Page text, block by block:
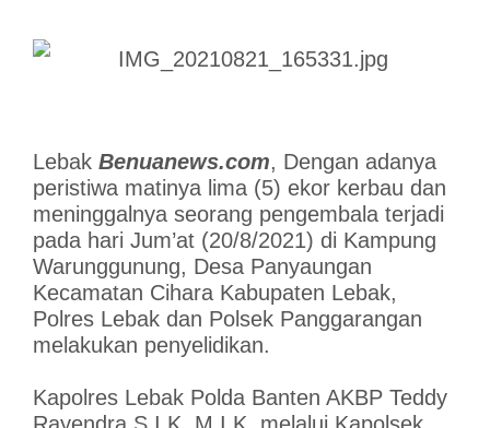
Lebak Benuanews.com, Dengan adanya
peristiwa matinya lima (5) ekor kerbau dan
meninggalnya seorang pengembala terjadi
pada hari Jum’at (20/8/2021) di Kampung
Warunggunung, Desa Panyaungan
Kecamatan Cihara Kabupaten Lebak,
Polres Lebak dan Polsek Panggarangan
melakukan penyelidikan.
Kapolres Lebak Polda Banten AKBP Teddy